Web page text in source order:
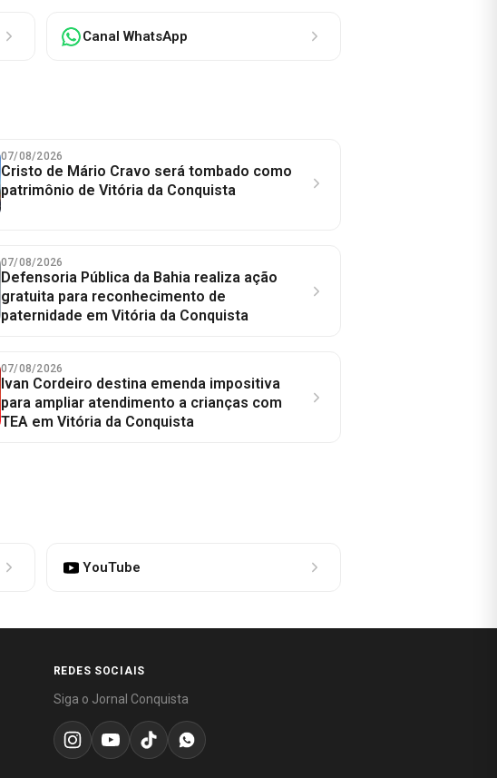
Canal WhatsApp
07/08/2026
Cristo de Mário Cravo será tombado como
patrimônio de Vitória da Conquista
07/08/2026
Defensoria Pública da Bahia realiza ação
gratuita para reconhecimento de
paternidade em Vitória da Conquista
07/08/2026
Ivan Cordeiro destina emenda impositiva
para ampliar atendimento a crianças com
TEA em Vitória da Conquista
YouTube
REDES SOCIAIS
Siga o Jornal Conquista